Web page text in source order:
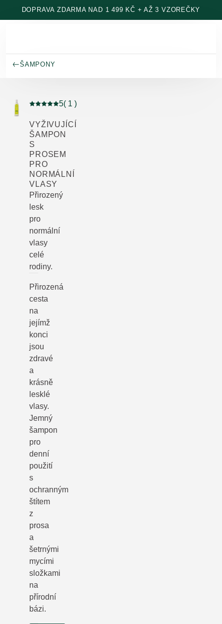
Přeskočit na hlavní obsah
DOPRAVA ZDARMA NAD 1 499 KČ + AŽ 3 VZOREČKY
ŠAMPONY
Aktuální hodnocení: 5 z 5 hvězdiček hodnoceno 1
5( 1 )
VYŽIVUJÍCÍ
ŠAMPON
S
PROSEM
PRO
NORMÁLNÍ
VLASY
Přirozený
lesk
pro
normální
vlasy
celé
rodiny.
Přirozená
cesta
na
jejímž
konci
jsou
zdravé
a
krásně
lesklé
vlasy.
Jemný
šampon
pro
denní
použití
s
ochranným
štítem
z
prosa
a
šetrnými
mycími
složkami
na
přírodní
bázi.